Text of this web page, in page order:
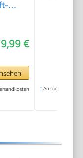
€
* Anzeige